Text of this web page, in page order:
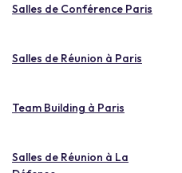
Salles de Conférence Paris
Salles de Réunion à Paris
Team Building à Paris
Salles de Réunion à La